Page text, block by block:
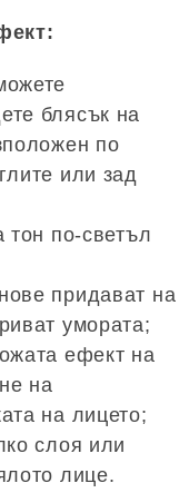
блясък на
по
или зад
тон по-светъл
придават на
умората;
ефект на
на
на лицето;
слоя или
лице.